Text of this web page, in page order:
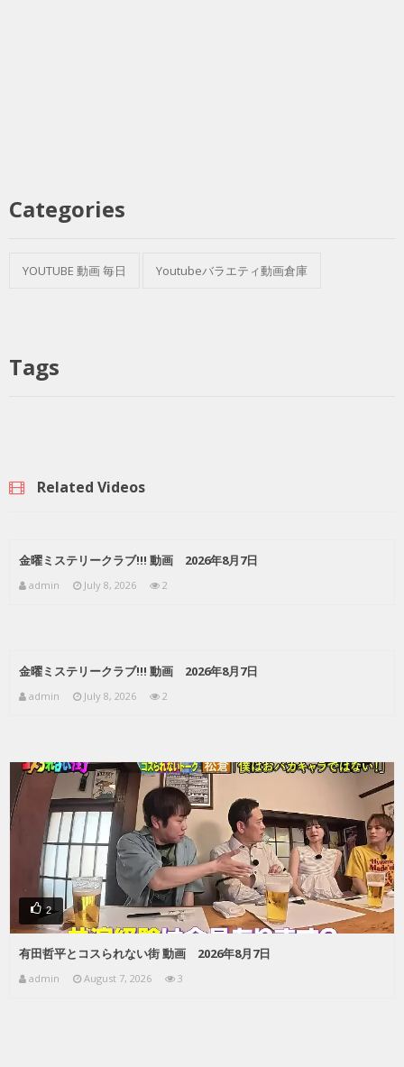
Categories
YOUTUBE 動画 毎日 Youtubeバラエティ動画倉庫
Tags
Related Videos
金曜ミステリークラブ!!! 動画 2026年8月7日
admin July 8, 2026 2
金曜ミステリークラブ!!! 動画 2026年8月7日
admin July 8, 2026 2
2
有田哲平とコスられない街 動画 2026年8月7日
admin August 7, 2026 3